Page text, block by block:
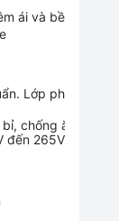
ái và bền bỉ,
Lớp phủ này
265V).